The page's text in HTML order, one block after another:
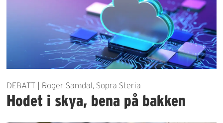
DEBATT | Roger Samdal, Sopra Steria
Hodet i skya, bena på bakken